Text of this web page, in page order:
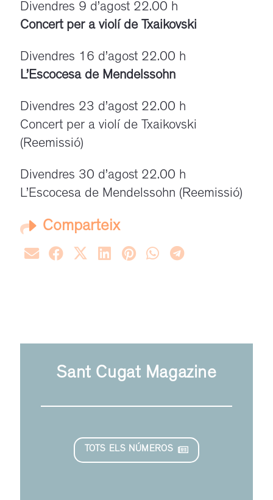
Divendres 9 d’agost 22.00 h
Concert per a violí de Txaikovski
Divendres 16 d’agost 22.00 h
L’Escocesa de Mendelssohn
Divendres 23 d’agost 22.00 h
Concert per a violí de Txaikovski
(Reemissió)
Divendres 30 d’agost 22.00 h
L’Escocesa de Mendelssohn (Reemissió)
Comparteix
Sant Cugat Magazine
TOTS ELS NÚMEROS